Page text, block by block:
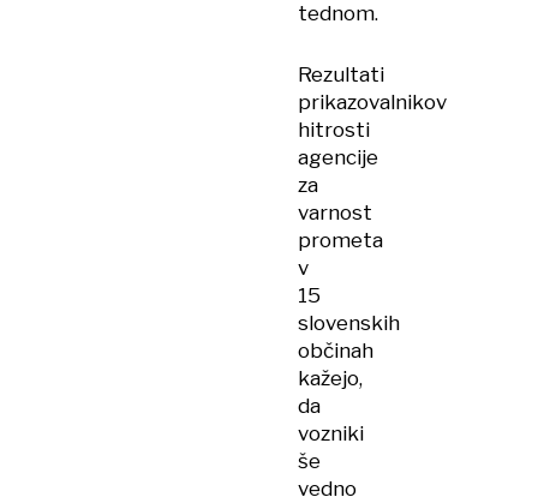
tednom.
Rezultati
prikazovalnikov
hitrosti
agencije
za
varnost
prometa
v
15
slovenskih
občinah
kažejo,
da
vozniki
še
vedno